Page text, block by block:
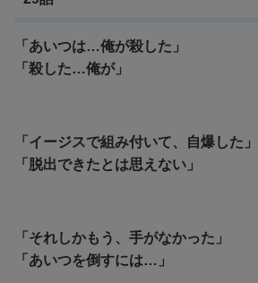
「あいつは…俺が殺した」
「殺した…俺が」
「イージスで組み付いて、自爆した」
「脱出できたとは思えない」
「それしかもう、手がなかった」
「あいつを倒すには…」